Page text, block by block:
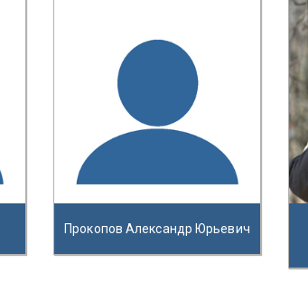
Прокопов Александр Юрьевич